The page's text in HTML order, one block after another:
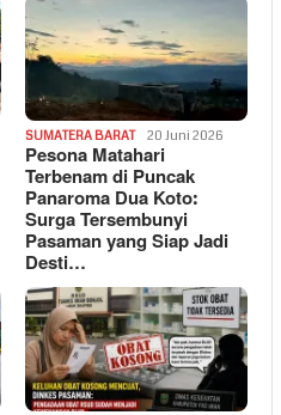
SUMATERA BARAT 20 Juni 2026
Pesona Matahari
Terbenam di Puncak
Panaroma Dua Koto:
Surga Tersembunyi
Pasaman yang Siap Jadi
Desti…